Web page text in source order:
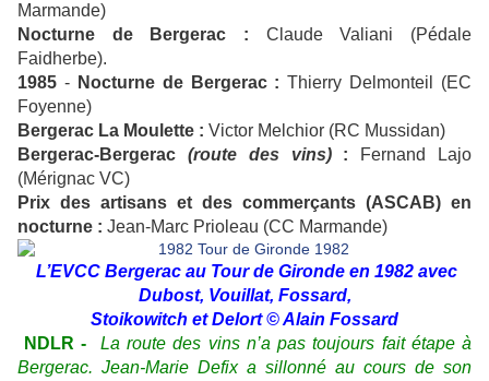
Marmande)
Nocturne de Bergerac : Claude Valiani (Pédale
Faidherbe).
1985 - Nocturne de Bergerac : Thierry Delmonteil (EC
Foyenne)
Bergerac La Moulette : Victor Melchior (RC Mussidan)
Bergerac-Bergerac (route des vins): Fernand Lajo
(Mérignac VC)
Prix des artisans et des commerçants (ASCAB) en
nocturne : Jean-Marc Prioleau (CC Marmande)
L’EVCC Bergerac au Tour de Gironde en 1982 avec
Dubost, Vouillat, Fossard,
Stoikowitch et Delort © Alain Fossard
NDLR -
La route des vins n’a pas toujours fait étape à
Bergerac. Jean-Marie Defix a sillonné au cours de son